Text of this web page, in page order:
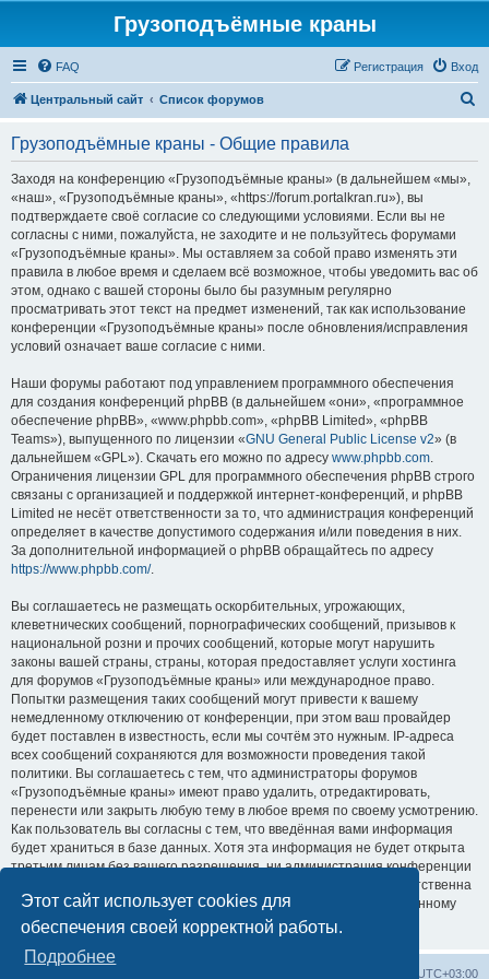
Этот сайт использует cookies для
обеспечения своей корректной работы.
Подробнее
Грузоподъёмные краны
FAQ Вход
Регистрация
Центральный сайт Список форумов
Грузоподъёмные краны - Общие правила
Заходя на конференцию «Грузоподъёмные краны» (в дальнейшем «мы»,
«наш», «Грузоподъёмные краны», «https://forum.portalkran.ru»), вы
подтверждаете своё согласие со следующими условиями. Если вы не
согласны с ними, пожалуйста, не заходите и не пользуйтесь форумами
«Грузоподъёмные краны». Мы оставляем за собой право изменять эти
правила в любое время и сделаем всё возможное, чтобы уведомить вас об
этом, однако с вашей стороны было бы разумным регулярно
просматривать этот текст на предмет изменений, так как использование
конференции «Грузоподъёмные краны» после обновления/исправления
условий означает ваше согласие с ними.
Наши форумы работают под управлением программного обеспечения
для создания конференций phpBB (в дальнейшем «они», «программное
обеспечение phpBB», «www.phpbb.com», «phpBB Limited», «phpBB
Teams»), выпущенного по лицензии «GNU General Public License v2» (в
дальнейшем «GPL»). Скачать его можно по адресу www.phpbb.com.
Ограничения лицензии GPL для программного обеспечения phpBB строго
связаны с организацией и поддержкой интернет-конференций, и phpBB
Limited не несёт ответственности за то, что администрация конференций
определяет в качестве допустимого содержания и/или поведения в них.
За дополнительной информацией о phpBB обращайтесь по адресу
https://www.phpbb.com/.
Вы соглашаетесь не размещать оскорбительных, угрожающих,
клеветнических сообщений, порнографических сообщений, призывов к
национальной розни и прочих сообщений, которые могут нарушить
законы вашей страны, страны, которая предоставляет услуги хостинга
для форумов «Грузоподъёмные краны» или международное право.
Попытки размещения таких сообщений могут привести к вашему
немедленному отключению от конференции, при этом ваш провайдер
будет поставлен в известность, если мы сочтём это нужным. IP-адреса
всех сообщений сохраняются для возможности проведения такой
политики. Вы соглашаетесь с тем, что администраторы форумов
«Грузоподъёмные краны» имеют право удалить, отредактировать,
перенести или закрыть любую тему в любое время по своему усмотрению.
Как пользователь вы согласны с тем, что введённая вами информация
будет храниться в базе данных. Хотя эта информация не будет открыта
третьим лицам без вашего разрешения, ни администрация конференции
«Грузоподъёмные краны», ни phpBB Limited не может быть ответственна
за действия хакеров, которые могут привести к несанкционированному
доступу к ней.
UTC+03:00